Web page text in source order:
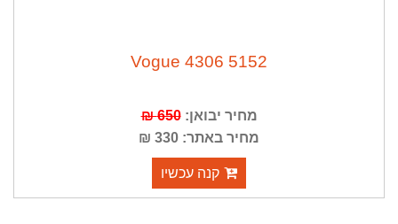
Vogue 4306 5152
מחיר יבואן:650 ₪
מחיר באתר: 330 ₪
קנה עכשיו